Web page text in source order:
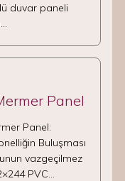
duvar paneli
Panel
Panel:
Buluşması
vazgeçilmez
PVC…